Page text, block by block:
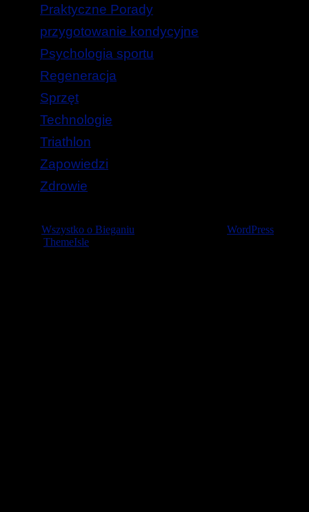
Praktyczne Porady
przygotowanie kondycyjne
Psychologia sportu
Regeneracja
Sprzęt
Technologie
Triathlon
Zapowiedzi
Zdrowie
Wszystko o Bieganiu
WordPress
ThemeIsle